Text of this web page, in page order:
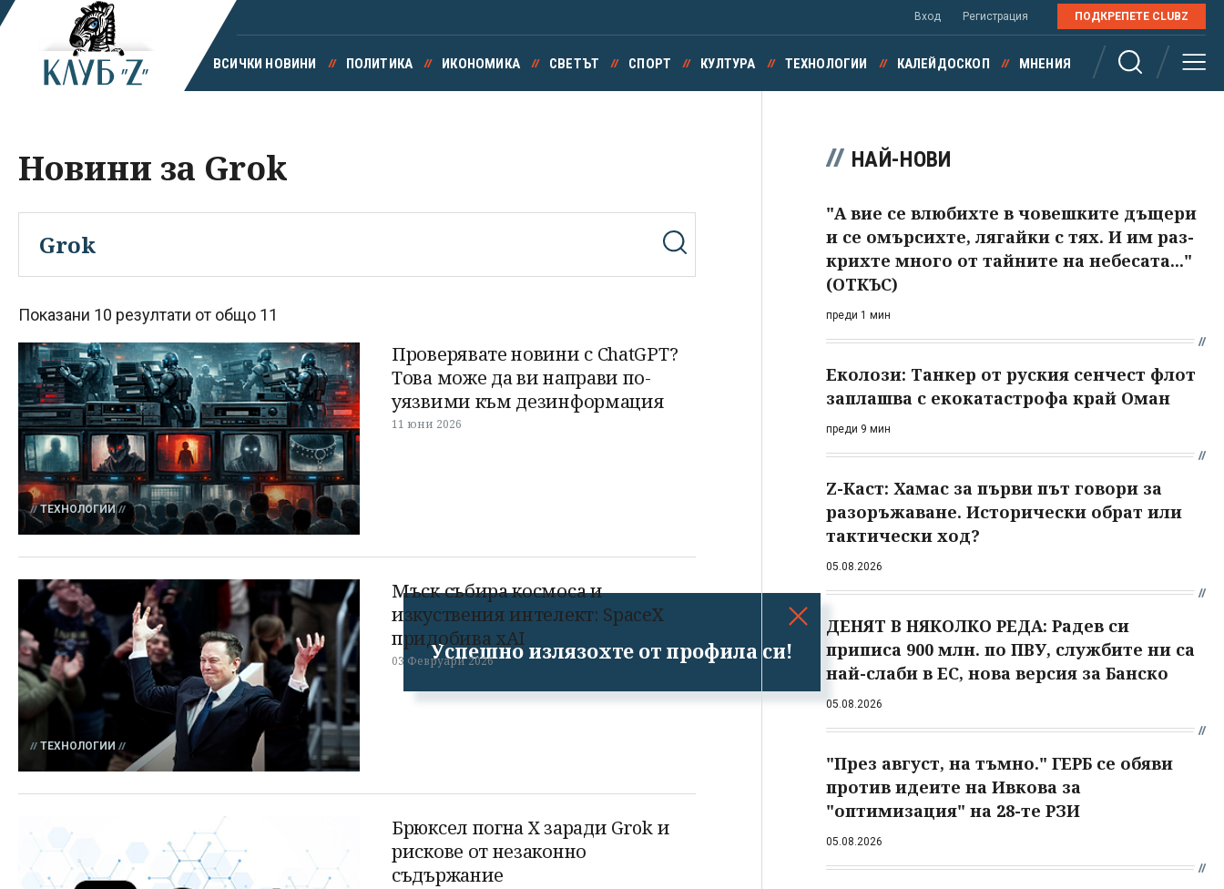
Успешно излязохте от профила си!
Вход Регистрация ПОДКРЕПЕТЕ CLUBZ
ВСИЧКИ НОВИНИ ПОЛИТИКА ИКОНОМИКА СВЕТЪТ СПОРТ КУЛТУРА ТЕХНОЛОГИИ КАЛЕЙДОСКОП МНЕНИЯ
Новини за Grok
Показани 10 резултати от общо 11
ТЕХНОЛОГИИ
Проверявате новини с ChatGPT?
Това може да ви направи по-
уязвими към дезинформация
11 юни 2026
ТЕХНОЛОГИИ
Мъск събира космоса и
изкуствения интелект: SpaceX
придобива xAI
03 Февруари 2026
Брюксел погна X заради Grok и
рискове от незаконно
съдържание
НАЙ-НОВИ
"А вие се влюбихте в чо­вешките дъщери
и се омърсихте, лягайки с тях. И им раз­
крихте много от тайните на небесата..."
(ОТКЪС)
преди 1 мин
Еколози: Танкер от руския сенчест флот
заплашва с екокатастрофа край Оман
преди 9 мин
Z-Каст: Хамас за първи път говори за
разоръжаване. Исторически обрат или
тактически ход?
05.08.2026
ДЕНЯТ В НЯКОЛКО РЕДА: Радев си
приписа 900 млн. по ПВУ, службите ни са
най-слаби в ЕС, нова версия за Банско
05.08.2026
"През август, на тъмно." ГЕРБ се обяви
против идеите на Ивкова за
"оптимизация" на 28-те РЗИ
05.08.2026